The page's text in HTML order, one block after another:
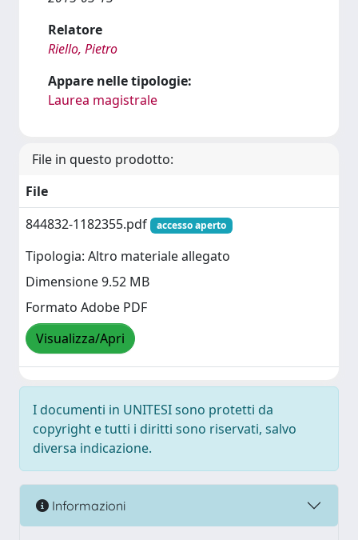
Relatore
Riello, Pietro
Appare nelle tipologie:
Laurea magistrale
File in questo prodotto:
File
844832-1182355.pdf
accesso aperto
Tipologia: Altro materiale allegato
Dimensione 9.52 MB
Formato Adobe PDF
Visualizza/Apri
I documenti in UNITESI sono protetti da
copyright e tutti i diritti sono riservati, salvo
diversa indicazione.
Informazioni